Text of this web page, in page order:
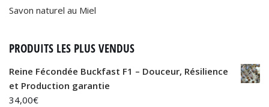
Savon naturel au Miel
PRODUITS LES PLUS VENDUS
Reine Fécondée Buckfast F1 – Douceur, Résilience
et Production garantie
34,00€